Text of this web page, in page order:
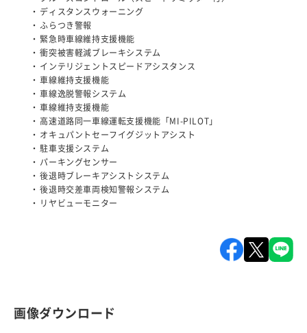
画像ダウンロード
ディスタンスウォーニング
ふらつき警報
緊急時車線維持支援機能
衝突被害軽減ブレーキシステム
インテリジェントスピードアシスタンス
車線維持支援機能
車線逸脱警報システム
車線維持支援機能
高速道路同一車線運転支援機能「MI-PILOT」
オキュパントセーフイグジットアシスト
駐車支援システム
パーキングセンサー
後退時ブレーキアシストシステム
後退時交差車両検知警報システム
リヤビューモニター